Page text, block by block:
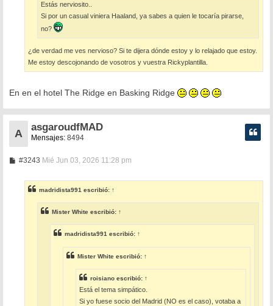
Estás nerviosito..
Si por un casual viniera Haaland, ya sabes a quien le tocaría pirarse,
no?
¿de verdad me ves nervioso? Si te dijera dónde estoy y lo relajado que estoy.
Me estoy descojonando de vosotros y vuestra Rickyplantilla.
En en el hotel The Ridge en Basking Ridge
A
asgaroudfMAD
Mensajes: 8494
#3243M
a
j
e
Mié Jun 03, 2026 11:28 pm
madridista991 escribió: ↑
Mister White escribió: ↑
madridista991 escribió: ↑
Mister White escribió: ↑
roisiano escribió: ↑
Está el tema simpático.
Si yo fuese socio del Madrid (NO es el caso), votaba a